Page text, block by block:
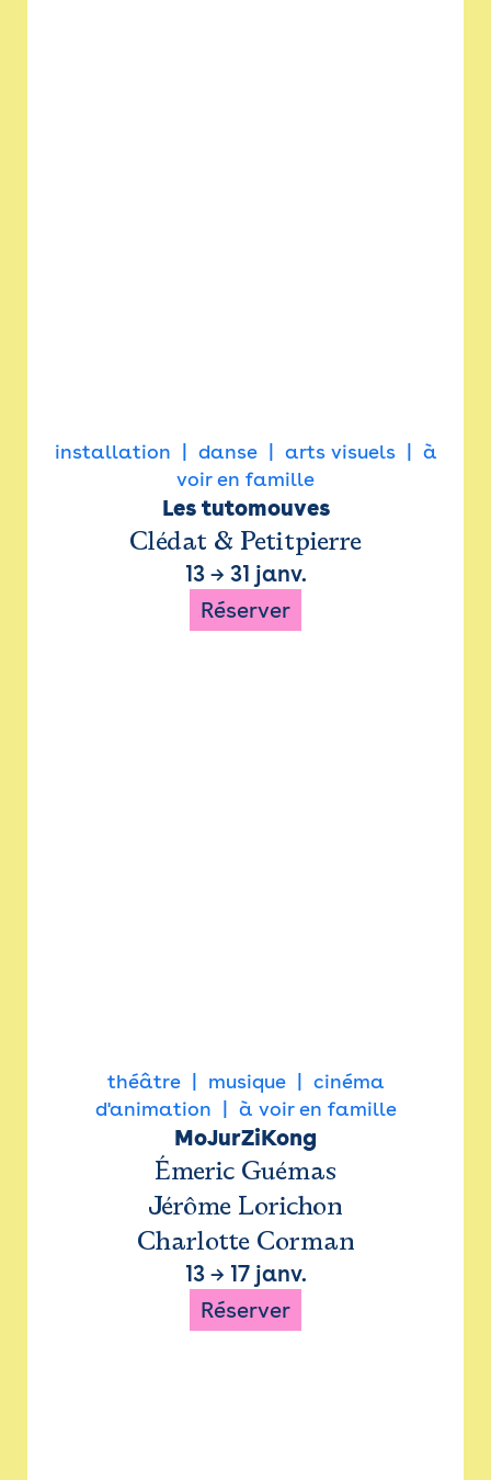
installation danse arts visuels
à
voir en famille
Les tutomouves
Clédat & Petitpierre
13→ 31 janv.
Réserver
théâtre musique
cinéma
d'animation
à voir en famille
MoJurZiKong
Émeric Guémas
Jérôme Lorichon
Charlotte Corman
13→ 17 janv.
Réserver